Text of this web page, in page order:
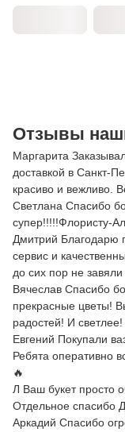
Отзывы
Маргарита
доставкой в Санкт-
красиво и вежливо.
Светлана Спасибо
супер!!!!!Флористу-
Дмитрий Благодарю
сервис и
до сих пор не
Вячеслав Спасибо
прекрасные цветы!
радостей! И светлее!
Евгений Покупали
Ребята оперативно
🔥
Л Ваш букет просто
Отдельное спасибо
Аркадий Спасибо